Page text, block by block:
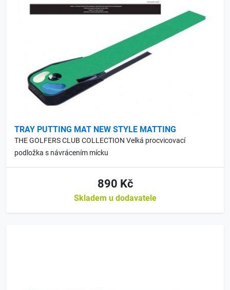
TRAY PUTTING MAT NEW STYLE MATTING
THE GOLFERS CLUB COLLECTION Velká procvicovací
podložka s návrácením mícku
890 Kč
Skladem u dodavatele